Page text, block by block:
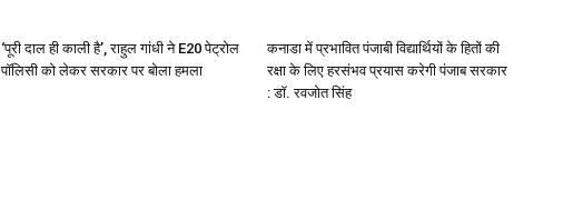
‘पूरी दाल ही काली है’, राहुल गांधी ने E20 पेट्रोल
पॉलिसी को लेकर सरकार पर बोला हमला
कनाडा में प्रभावित पंजाबी विद्यार्थियों के हितों की
रक्षा के लिए हरसंभव प्रयास करेगी पंजाब सरकार
: डॉ. रवजोत सिंह